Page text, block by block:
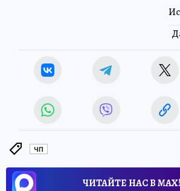
ЧП
ЧИТАЙТЕ НАС В МАХ!